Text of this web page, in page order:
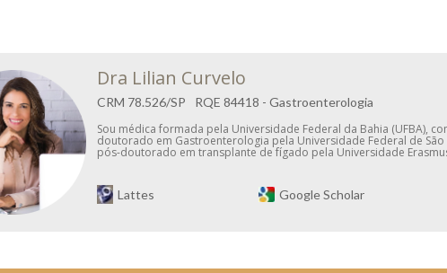
Dra Lilian Curvelo
CRM 78.526/SP RQE 84418 - Gastroenterologia
Sou médica formada pela Universidade Federal da Bahia (UFBA),
doutorado em Gastroenterologia pela Universidade Federal de São
pós-doutorado em transplante de fígado pela Universidade
Lattes Google Scholar